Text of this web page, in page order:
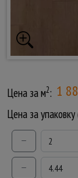
Цена за м2: 1
Цена за